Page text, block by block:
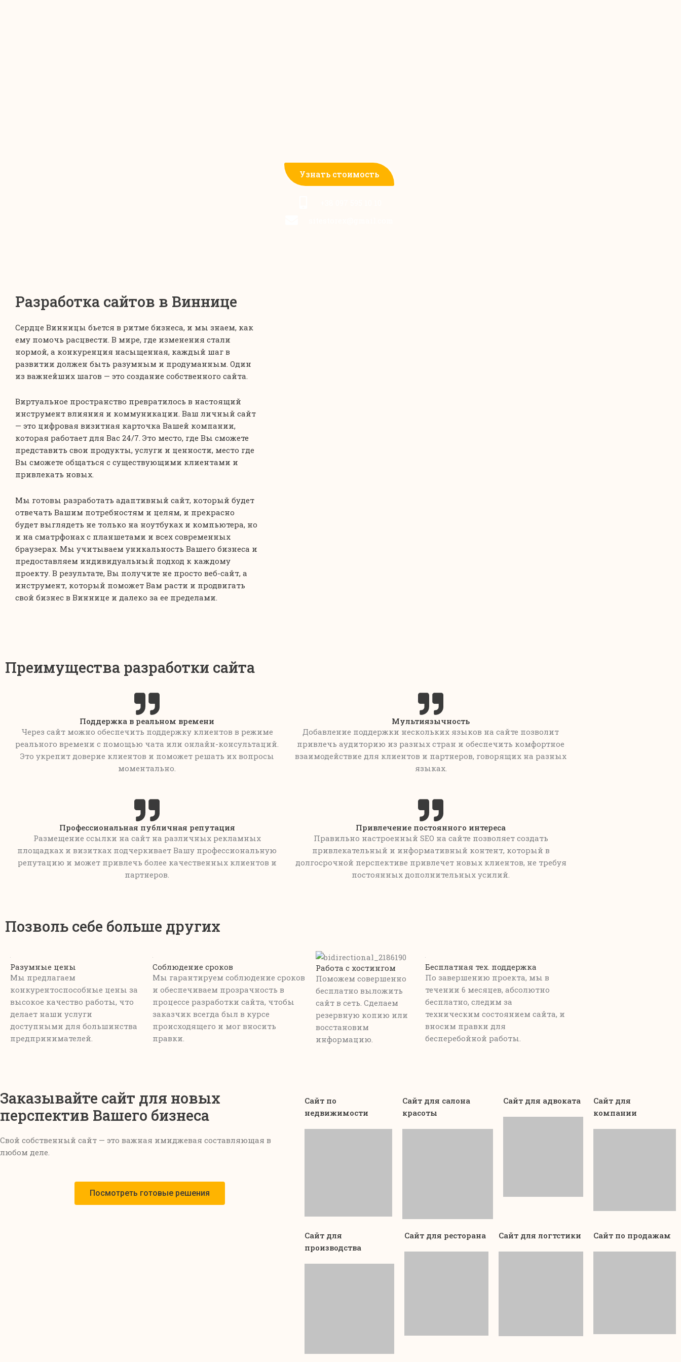
Узнать стоимость
Разработка сайтов в Виннице
Сердце Винницы бьется в ритме бизнеса, и мы знаем, как
ему помочь расцвести. В мире, где изменения стали
нормой, а конкуренция насыщенная, каждый шаг в
развитии должен быть разумным и продуманным. Один
из важнейших шагов — это создание собственного сайта.
Виртуальное пространство превратилось в настоящий
инструмент влияния и коммуникации. Ваш личный сайт
— это цифровая визитная карточка Вашей компании,
которая работает для Вас 24/7. Это место, где Вы сможете
представить свои продукты, услуги и ценности, место где
Вы сможете общаться с существующими клиентами и
привлекать новых.
Мы готовы разработать адаптивный сайт, который будет
отвечать Вашим потребностям и целям, и прекрасно
будет выглядеть не только на ноутбуках и компьютера, но
и на сматрфонах с планшетами и всех современных
браузерах. Мы учитываем уникальность Вашего бизнеса и
предоставляем индивидуальный подход к каждому
проекту. В результате, Вы получите не просто веб-сайт, а
инструмент, который поможет Вам расти и продвигать
свой бизнес в Виннице и далеко за ее пределами.
Преимущества разработки сайта
Поддержка в реальном времени
Через сайт можно обеспечить поддержку клиентов в режиме
реального времени с помощью чата или онлайн-консультаций.
Это укрепит доверие клиентов и поможет решать их вопросы
моментально.
Мультиязычность
Добавление поддержки нескольких языков на сайте позволит
привлечь аудиторию из разных стран и обеспечить комфортное
взаимодействие для клиентов и партнеров, говорящих на разных
языках.
Профессиональная публичная репутация
Размещение ссылки на сайт на различных рекламных
площадках и визитках подчеркивает Вашу профессиональную
репутацию и может привлечь более качественных клиентов и
партнеров.
Привлечение постоянного интереса
Правильно настроенный SEO на сайте позволяет создать
привлекательный и информативный контент, который в
долгосрочной перспективе привлечет новых клиентов, не требуя
постоянных дополнительных усилий.
Позволь себе больше других
Разумные цены
Мы предлагаем
конкурентоспособные цены за
высокое качество работы, что
делает наши услуги
доступными для большинства
предпринимателей.
Соблюдение сроков
Мы гарантируем соблюдение сроков
и обеспечиваем прозрачность в
процессе разработки сайта, чтобы
заказчик всегда был в курсе
происходящего и мог вносить
правки.
Работа с хостингом
Поможем совершенно
бесплатно выложить
сайт в сеть. Сделаем
резервную копию или
восстановим
информацию.
Бесплатная тех. поддержка
По завершению проекта, мы в
течении 6 месяцев, абсолютно
бесплатно, следим за
техническим состоянием сайта, и
вносим правки для
бесперебойной работы.
Заказывайте сайт для новых
перспектив Вашего бизнеса
Свой собственный сайт — это важная имиджевая составляющая в
любом деле.
Посмотреть готовые решения
Сайт по
недвижимости
Сайт для салона
красоты
Сайт для адвоката
Сайт для
компании
Сайт для
производства
Сайт для ресторана Сайт для логтстики Сайт по продажам